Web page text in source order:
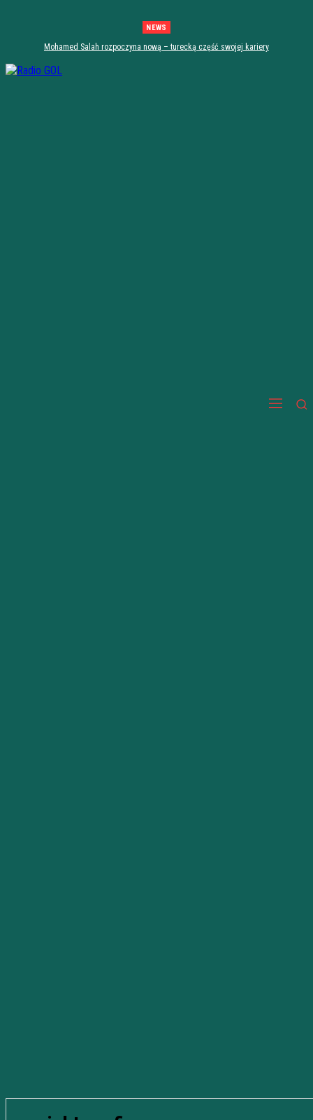
NEWS
Mohamed Salah rozpoczyna nową – turecką część swojej kariery